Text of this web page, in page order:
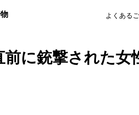
よくある
前に銃撃され